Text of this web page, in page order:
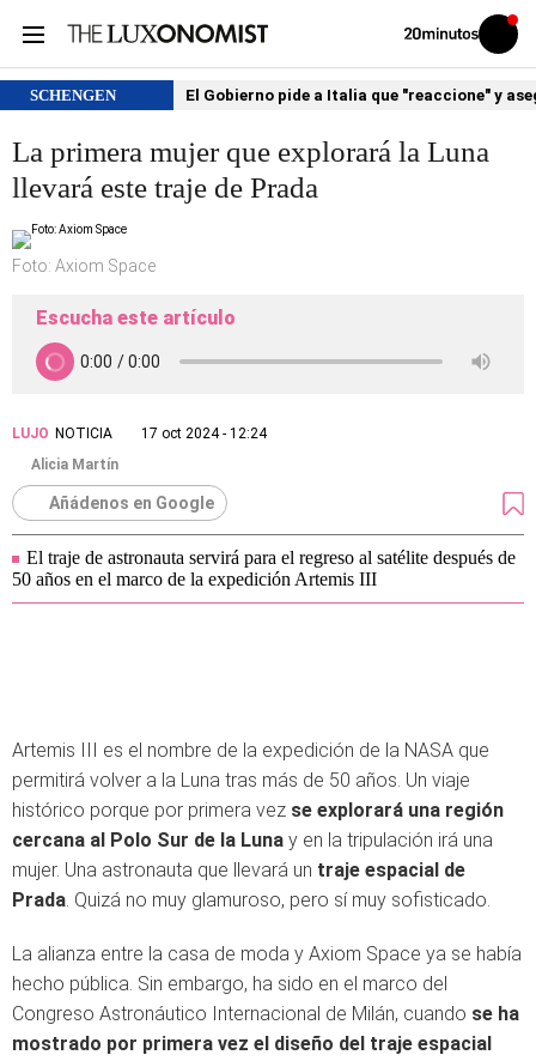
Volver
Iniciar
sesión
SCHENGEN El Gobierno pide a Italia que "reaccione" y
La primera mujer que explorará la Luna
llevará este traje de Prada
Foto: Axiom Space
Escucha este artículo
LUJO NOTICIA
17 oct 2024 - 12:24
Alicia Martín
Añádenos en Google
El traje de astronauta servirá para el regreso al satélite después de
50 años en el marco de la expedición Artemis III
Artemis III es el nombre de la expedición de la NASA que
permitirá volver a la Luna tras más de 50 años. Un viaje
histórico porque por primera vez se explorará una región
cercana al Polo Sur de la Luna y en la tripulación irá una
mujer. Una astronauta que llevará un traje espacial de
Prada. Quizá no muy glamuroso, pero sí muy sofisticado.
La alianza entre la casa de moda y Axiom Space ya se había
hecho pública. Sin embargo, ha sido en el marco del
Congreso Astronáutico Internacional de Milán, cuando se ha
mostrado por primera vez el diseño del traje espacial